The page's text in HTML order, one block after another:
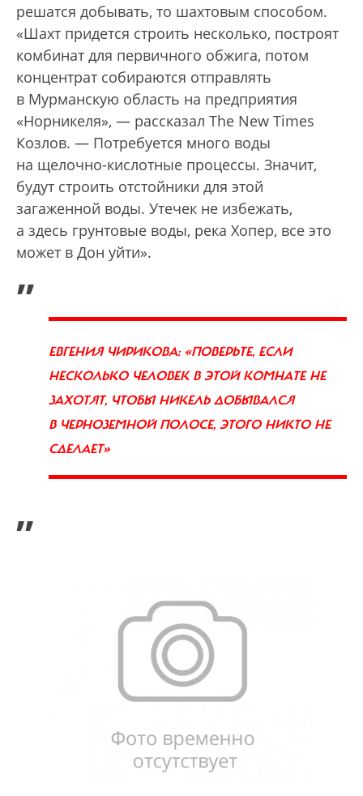
решатся добывать, то шахтовым способом.
«Шахт придется строить несколько, построят
комбинат для первичного обжига, потом
концентрат собираются отправлять
в Мурманскую область на предприятия
«Норникеля», — рассказал The New Times
Козлов. — Потребуется много воды
на щелочно-кислотные процессы. Значит,
будут строить отстойники для этой
загаженной воды. Утечек не избежать,
а здесь грунтовые воды, река Хопер, все это
может в Дон уйти».
„
ЕВГЕНИЯ ЧИРИКОВА: «ПОВЕРЬТЕ, ЕСЛИ
НЕСКОЛЬКО ЧЕЛОВЕК В ЭТОЙ КОМНАТЕ НЕ
ЗАХОТЯТ, ЧТОБЫ НИКЕЛЬ ДОБЫВАЛСЯ
В ЧЕРНОЗЕМНОЙ ПОЛОСЕ, ЭТОГО НИКТО НЕ
СДЕЛАЕТ»
”